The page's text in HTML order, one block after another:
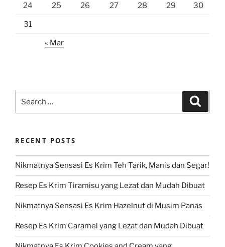
24 25 26 27 28 29 30
31
« Mar
for:
RECENT POSTS
Nikmatnya Sensasi Es Krim Teh Tarik, Manis dan Segar!
Resep Es Krim Tiramisu yang Lezat dan Mudah Dibuat
Nikmatnya Sensasi Es Krim Hazelnut di Musim Panas
Resep Es Krim Caramel yang Lezat dan Mudah Dibuat